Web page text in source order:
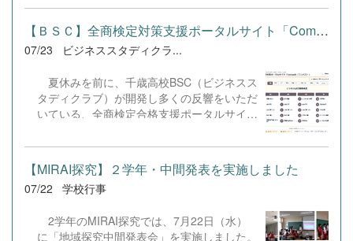
姿が素晴らしい。異文化理解のマインドが自
然と身についている」と、賞賛の声をいただ
きました！ 教室の中だけでなく、地域や世
界という広いフィールドで本領を発揮する教
養科生たち。多文化共生社会を引っ張る頼も
しい姿に、誇らしさでいっぱいです。 教養
科生、どんどん外へ飛び出そう！ その温か
い心と行動力を磨き、世界を笑顔にする魅力
【ＢＳＣ】全商検定対策支援ポータルサイト「Compath（コンパス）...
07/23 ビジネススタディクラ...
夏休みを前に、千歳高校BSC（ビジネスス
タディクラブ）が開発し多くの反響をいただ
いている、全商検定合格支援ポータルサイト
ョンアップいたしました。 今回もユーザ
ーの皆様からいただいたアンケートのご意見
をもとに、BSC部員のプログラミングチーム
がデバッグ（不具合修正）から新機能の実装
は、ビジネス計算・簿記・ビジネス文書・情
【MIRAI探究】２学年・中間発表を実施しました
07/22 学校行事
2学年のMIRAI探究では、7月22日（水）
に「地域探究中間発表会」を実施しました。